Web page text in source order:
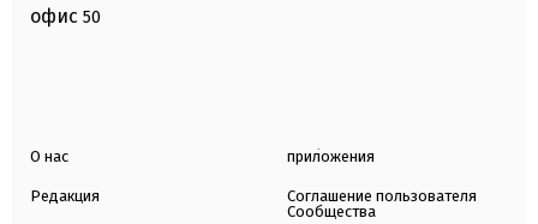
офис 50
О нас
Редакция
приложения
Соглашение пользователя
Сообщества